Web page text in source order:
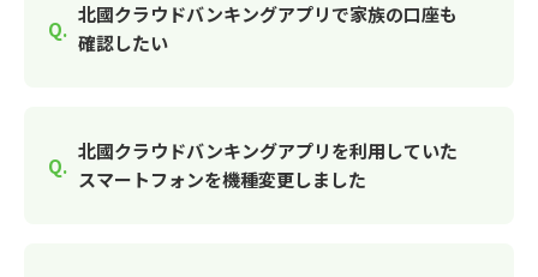
北國クラウドバンキングアプリで家族の口座も
確認したい
北國クラウドバンキングアプリを利用していた
スマートフォンを機種変更しました